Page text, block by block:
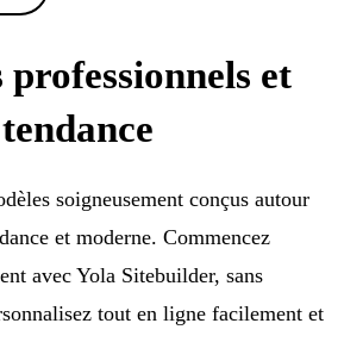
professionnels et
tendance
soigneusement conçus autour
et moderne. Commencez
avec Yola Sitebuilder, sans
tout en ligne facilement et